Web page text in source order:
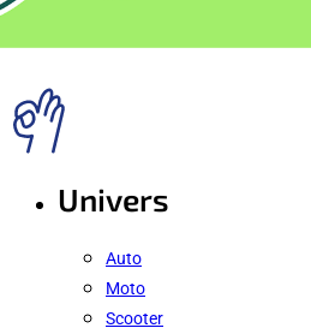
Univers
Auto
Moto
Scooter